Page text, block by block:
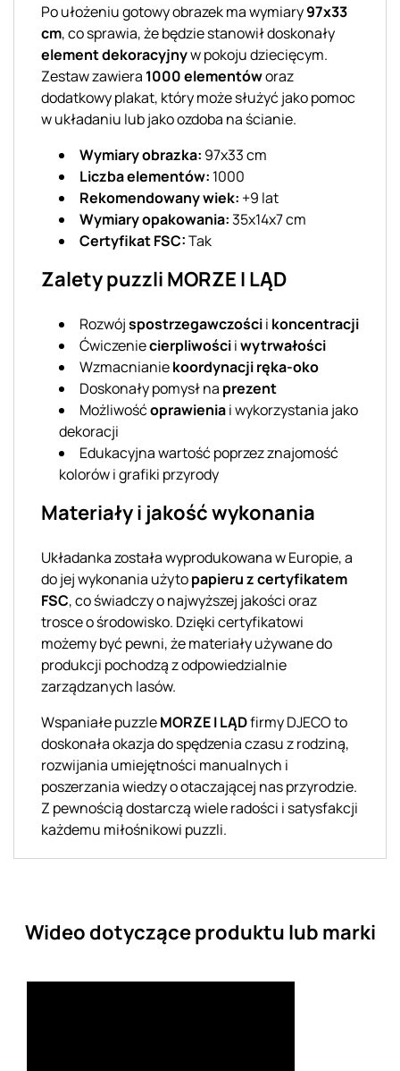
Po ułożeniu gotowy obrazek ma wymiary97x33
cm, co sprawia, że będzie stanowił doskonały
element dekoracyjnyw pokoju dziecięcym.
Zestaw zawiera 1000 elementóworaz
dodatkowy plakat, który może służyć jako pomoc
w układaniu lub jako ozdoba na ścianie.
Wymiary obrazka: 97x33 cm
Liczba elementów: 1000
Rekomendowany wiek: +9 lat
Wymiary opakowania:35x14x7 cm
Certyfikat FSC:Tak
Zalety puzzli MORZE I LĄD
Rozwójspostrzegawczościi koncentracji
Ćwiczeniecierpliwościiwytrwałości
Wzmacnianiekoordynacji ręka-oko
Doskonały pomysł na prezent
Możliwośćoprawieniai wykorzystania jako
dekoracji
Edukacyjna wartość poprzez znajomość
kolorów i grafiki przyrody
Materiały i jakość wykonania
Układanka została wyprodukowana w Europie, a
do jej wykonania użytopapieru z certyfikatem
FSC, co świadczy o najwyższej jakości oraz
trosce o środowisko. Dzięki certyfikatowi
możemy być pewni, że materiały używane do
produkcji pochodzą z odpowiedzialnie
zarządzanych lasów.
Wspaniałe puzzleMORZE I LĄDfirmy DJECO to
doskonała okazja do spędzenia czasu z rodziną,
rozwijania umiejętności manualnych i
poszerzania wiedzy o otaczającej nas przyrodzie.
Z pewnością dostarczą wiele radości i satysfakcji
każdemu miłośnikowi puzzli.
Wideo dotyczące produktu lub marki